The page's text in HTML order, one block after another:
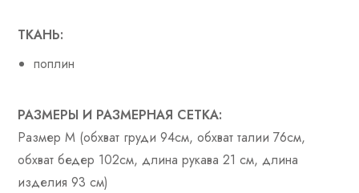
ТКАНЬ:
поплин
РАЗМЕРЫ И РАЗМЕРНАЯ СЕТКА:
Размер M (обхват груди 94см, обхват талии 76см,
обхват бедер 102см, длина рукава 21 см, длина
изделия 93 см)